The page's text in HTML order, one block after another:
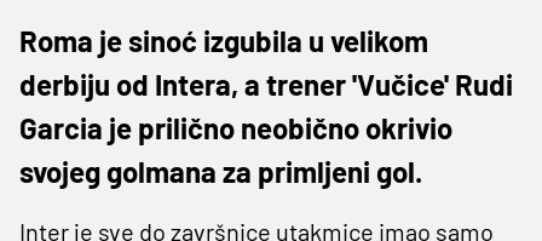
Roma je sinoć izgubila u velikom
derbiju od Intera, a trener 'Vučice' Rudi
Garcia je prilično neobično okrivio
svojeg golmana za primljeni gol.
Inter je sve do završnice utakmice imao samo